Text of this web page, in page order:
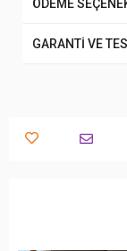
ÖDEME
GARANTİ VE